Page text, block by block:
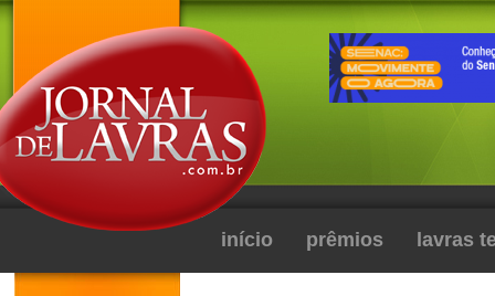
início prêmios lavras